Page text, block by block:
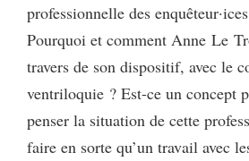
professionnelle des
Pourquoi et comment Anne Le
travers de son dispositif, avec le
ventriloquie ? Est-ce un concept
penser la situation de cette
faire en sorte qu’un travail avec